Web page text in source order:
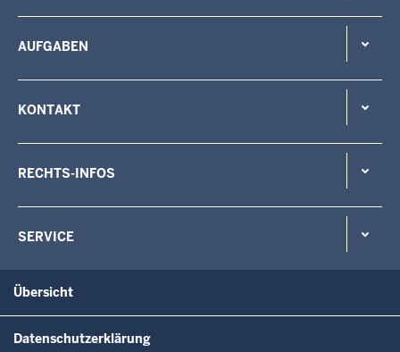
AUFGABEN
KONTAKT
RECHTS-INFOS
SERVICE
Übersicht
Datenschutzerklärung